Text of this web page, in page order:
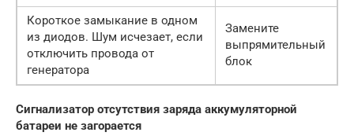
Короткое замыкание в одном
из диодов. Шум исчезает, если
отключить провода от
генератора
Замените
выпрямительный
блок
Сигнализатор отсутствия заряда аккумуляторной
батареи не загорается